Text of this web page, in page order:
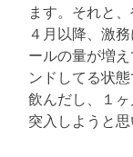
ます。それと
４月以降、激
ールの量が増
ンドしてる状
飲んだし、１
突入しようと思